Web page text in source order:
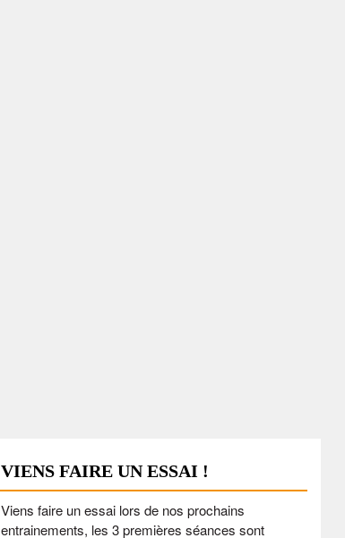
VIENS FAIRE UN ESSAI !
Viens faire un essai lors de nos prochains
entrainements, les 3 premières séances sont